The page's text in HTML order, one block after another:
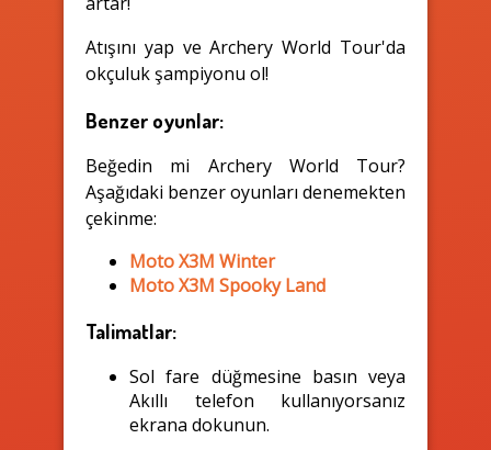
Atışını yap ve Archery World Tour'da
okçuluk şampiyonu ol!
Benzer oyunlar:
Beğedin mi Archery World Tour?
Aşağıdaki benzer oyunları denemekten
çekinme:
Moto X3M Winter
Moto X3M Spooky Land
Talimatlar:
Sol fare düğmesine basın veya
Akıllı telefon kullanıyorsanız
ekrana dokunun.